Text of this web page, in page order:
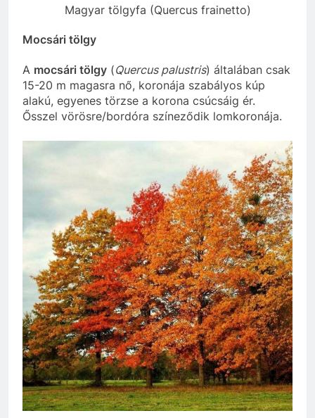
Magyar tölgyfa (Quercus frainetto)
Mocsári tölgy
A mocsári tölgy (Quercus palustris) általában csak
15-20 m magasra nő, koronája szabályos kúp
alakú, egyenes törzse a korona csúcsáig ér.
Ősszel vörösre/bordóra színeződik lomkoronája.